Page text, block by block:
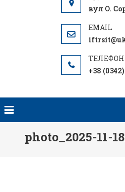
вул О.
+38
photo_2025-11-